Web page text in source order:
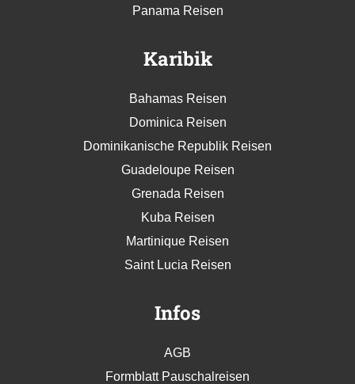
Panama Reisen
Karibik
Bahamas Reisen
Dominica Reisen
Dominikanische Republik Reisen
Guadeloupe Reisen
Grenada Reisen
Kuba Reisen
Martinique Reisen
Saint Lucia Reisen
Infos
AGB
Formblatt Pauschalreisen